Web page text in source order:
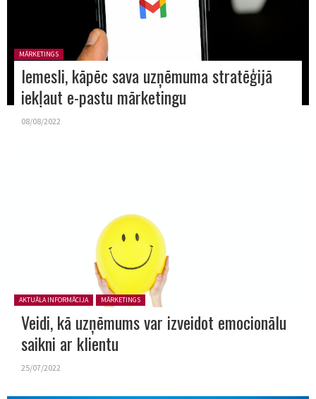
Posted in:
MĀRKETINGS
Iemesli, kāpēc sava uzņēmuma stratēģijā
iekļaut e-pastu mārketingu
08/08/2022
Posted in:
AKTUĀLA INFORMĀCIJA MĀRKETINGS
Veidi, kā uzņēmums var izveidot emocionālu
saikni ar klientu
25/07/2022